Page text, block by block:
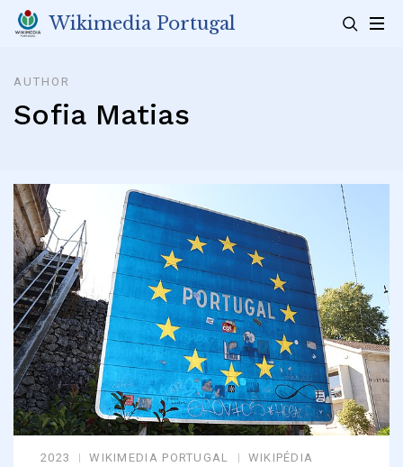
Skip
Wikimedia Portugal
AUTHOR
Sofia Matias
2023 WIKIMEDIA PORTUGAL WIKIPÉDIA